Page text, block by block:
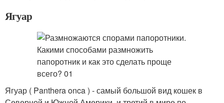
Ягуар
Ягуар ( Panthera onca ) - самый большой вид кошек в